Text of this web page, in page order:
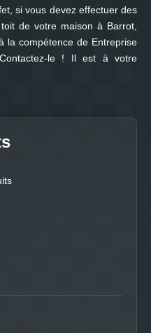
si vous devez effectuer des
de votre maison à Barrot,
la compétence de Entreprise
le ! Il est à votre